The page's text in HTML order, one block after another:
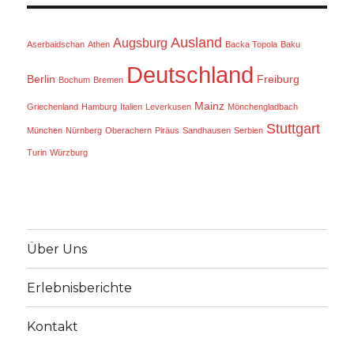
Aserbaidschan Athen Augsburg Ausland Backa Topola Baku
Berlin Bochum Bremen Deutschland Freiburg
Griechenland Hamburg Italien Leverkusen Mainz Mönchengladbach
München Nürnberg Oberachern Piräus Sandhausen Serbien Stuttgart
Turin Würzburg
Über Uns
Erlebnisberichte
Kontakt